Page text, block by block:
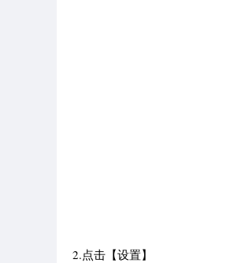
2.点击【设置】